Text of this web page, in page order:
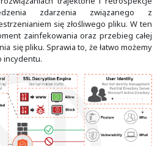
realizuje
. Dzięki temu jest w stanie
i unieszkodliwienia pliku,
nie wykazywał szkodliwych
rozwiązaniach trajektorie i
zdarzenia
się
moment zainfekowania oraz
się pliku. Sprawia to, że
incydentu.